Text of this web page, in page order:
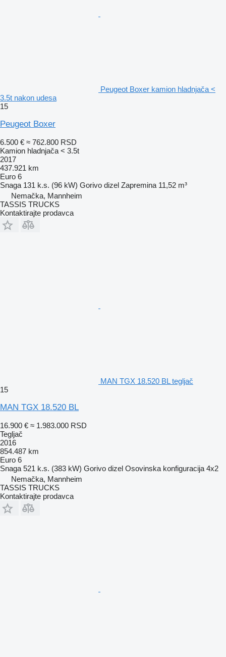
Peugeot Boxer kamion hladnjača <
3.5t nakon udesa
15
Peugeot Boxer
6.500 € ≈ 762.800 RSD
Kamion hladnjača < 3.5t
2017
437.921 km
Euro 6
Snaga 131 k.s. (96 kW) Gorivo dizel Zapremina 11,52 m³
Nemačka, Mannheim
TASSIS TRUCKS
Kontaktirajte prodavca
MAN TGX 18.520 BL tegljač
15
MAN TGX 18.520 BL
16.900 € ≈ 1.983.000 RSD
Tegljač
2016
854.487 km
Euro 6
Snaga 521 k.s. (383 kW) Gorivo dizel Osovinska konfiguracija 4x2
Nemačka, Mannheim
TASSIS TRUCKS
Kontaktirajte prodavca